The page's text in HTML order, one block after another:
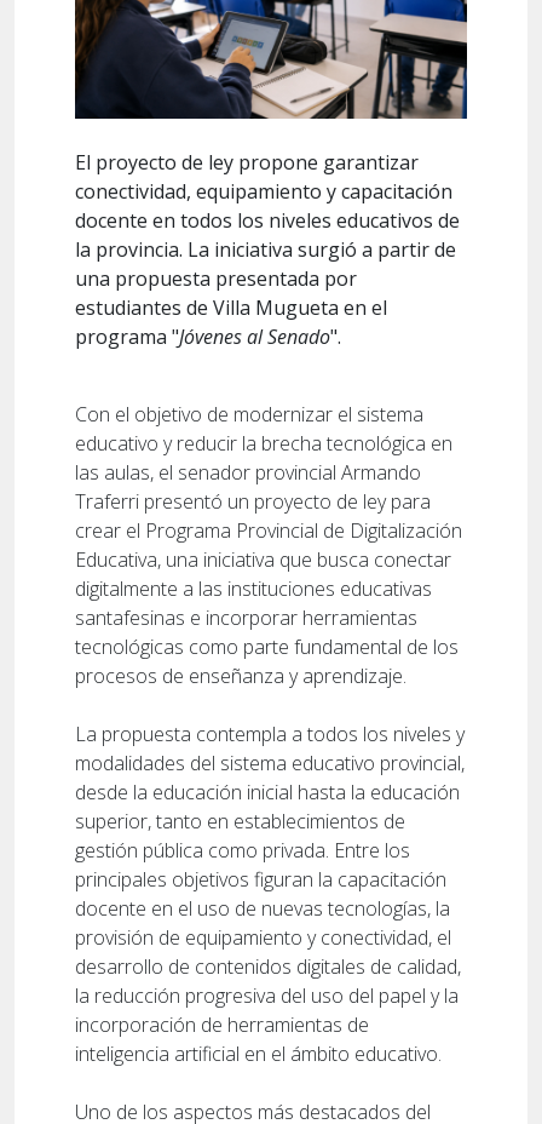
El proyecto de ley propone garantizar
conectividad, equipamiento y capacitación
docente en todos los niveles educativos de
la provincia. La iniciativa surgió a partir de
una propuesta presentada por
estudiantes de Villa Mugueta en el
programa "Jóvenes al Senado".
Con el objetivo de modernizar el sistema
educativo y reducir la brecha tecnológica en
las aulas, el senador provincial Armando
Traferri presentó un proyecto de ley para
crear el Programa Provincial de Digitalización
Educativa, una iniciativa que busca conectar
digitalmente a las instituciones educativas
santafesinas e incorporar herramientas
tecnológicas como parte fundamental de los
procesos de enseñanza y aprendizaje.
La propuesta contempla a todos los niveles y
modalidades del sistema educativo provincial,
desde la educación inicial hasta la educación
superior, tanto en establecimientos de
gestión pública como privada. Entre los
principales objetivos figuran la capacitación
docente en el uso de nuevas tecnologías, la
provisión de equipamiento y conectividad, el
desarrollo de contenidos digitales de calidad,
la reducción progresiva del uso del papel y la
incorporación de herramientas de
inteligencia artificial en el ámbito educativo.
Uno de los aspectos más destacados del